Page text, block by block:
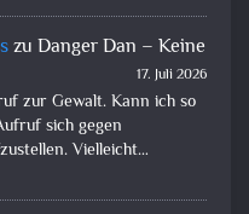
zu Danger Dan – Keine
17. Juli 2026
zur Gewalt. Kann ich so
sich gegen
Vielleicht…